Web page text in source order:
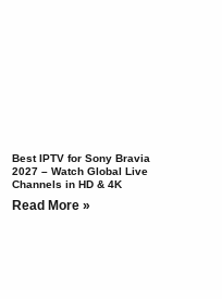
Best IPTV for Sony Bravia
2027 – Watch Global Live
Channels in HD & 4K
Read More »